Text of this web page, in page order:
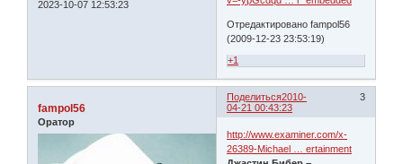
2023-10-07 12:53:23
Отредактировано fampol56
(2009-12-23 23:53:19)
+1
Поделиться 3
2010-
04-21 00:43:23
fampol56
Оратор
http://www.examiner.com/x-
26389-Michael … ertainment